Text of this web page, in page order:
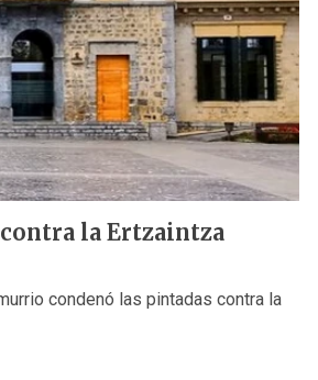
la Ertzaintza
condenó las pintadas contra la